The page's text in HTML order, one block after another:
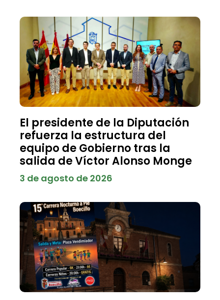
El presidente de la Diputación
refuerza la estructura del
equipo de Gobierno tras la
salida de Víctor Alonso Monge
3 de agosto de 2026